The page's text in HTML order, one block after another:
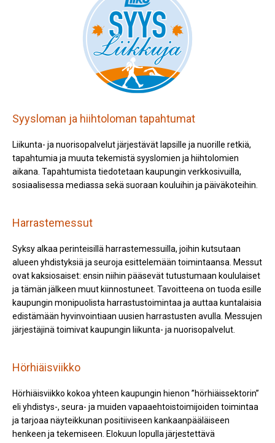
Syysloman ja hiihtoloman tapahtumat
Liikunta- ja nuorisopalvelut järjestävät lapsille ja nuorille retkiä,
tapahtumia ja muuta tekemistä syyslomien ja hiihtolomien
aikana. Tapahtumista tiedotetaan kaupungin verkkosivuilla,
sosiaalisessa mediassa sekä suoraan kouluihin ja päiväkoteihin.
Harrastemessut
Syksy alkaa perinteisillä harrastemessuilla, joihin kutsutaan
alueen yhdistyksiä ja seuroja esittelemään toimintaansa. Messut
ovat kaksiosaiset: ensin niihin pääsevät tutustumaan koululaiset
ja tämän jälkeen muut kiinnostuneet. Tavoitteena on tuoda esille
kaupungin monipuolista harrastustoimintaa ja auttaa kuntalaisia
edistämään hyvinvointiaan uusien harrastusten avulla. Messujen
järjestäjinä toimivat kaupungin liikunta- ja nuorisopalvelut.
Hörhiäisviikko
Hörhiäisviikko kokoa yhteen kaupungin hienon ”hörhiäissektorin”
eli yhdistys-, seura- ja muiden vapaaehtoistoimijoiden toimintaa
ja tarjoaa näyteikkunan positiiviseen kankaanpääläiseen
henkeen ja tekemiseen. Elokuun lopulla järjestettävä